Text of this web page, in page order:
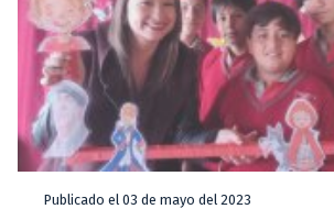
Publicado el 03 de mayo del 2023